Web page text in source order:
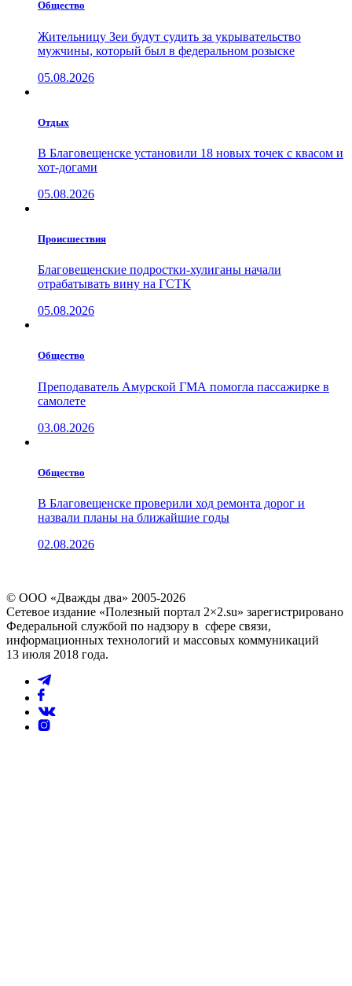
Общество
Жительницу Зеи будут судить за укрывательство
мужчины, который был в федеральном розыске
05.08.2026
Отдых
В Благовещенске установили 18 новых точек с квасом и
хот-догами
05.08.2026
Проиcшествия
Благовещенские подростки-хулиганы начали
отрабатывать вину на ГСТК
05.08.2026
Общество
Преподаватель Амурской ГМА помогла пассажирке в
самолете
03.08.2026
Общество
В Благовещенске проверили ход ремонта дорог и
назвали планы на ближайшие годы
02.08.2026
© ООО «Дважды два» 2005-2026
Сетевое издание «Полезный портал 2×2.su» зарегистрировано
Федеральной службой по надзору в сфере связи,
информационных технологий и массовых коммуникаций
13 июля 2018 года.